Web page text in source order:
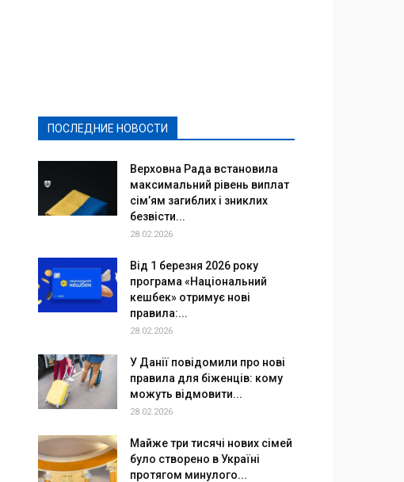
ПОСЛЕДНИЕ НОВОСТИ
Верховна Рада встановила
максимальний рівень виплат
сім’ям загиблих і зниклих
безвісти...
28.02.2026
Від 1 березня 2026 року
програма «Національний
кешбек» отримує нові
правила:...
28.02.2026
У Данії повідомили про нові
правила для біженців: кому
можуть відмовити...
28.02.2026
Майже три тисячі нових сімей
було створено в Україні
протягом минулого...